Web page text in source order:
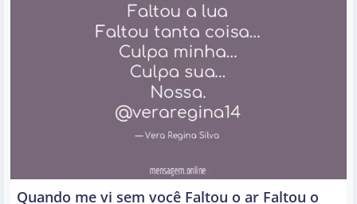
Quando me vi sem você Faltou o ar Faltou o